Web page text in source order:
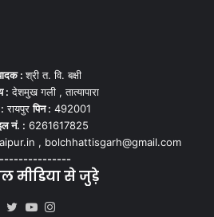
:श्री त. वि. बक्षी
: देशमुख गली , तात्यापारा
रायपुरपिन : 492001
नं. : 6261617825
, bolchhattisgarh@gmail.com
---------------
मीडिया से जुड़े